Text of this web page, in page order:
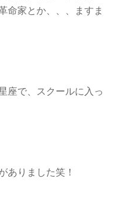
命家とか、、、ますま
座で、スクールに入っ
ありました笑！